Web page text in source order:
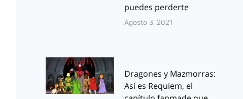
puedes perderte
Agosto 3, 2021
Dragones y Mazmorras:
Así es Requiem, el